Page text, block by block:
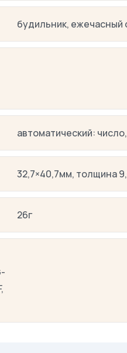
будильник, ежечасный
автоматический:
32,7×40,7мм, толщина
26г